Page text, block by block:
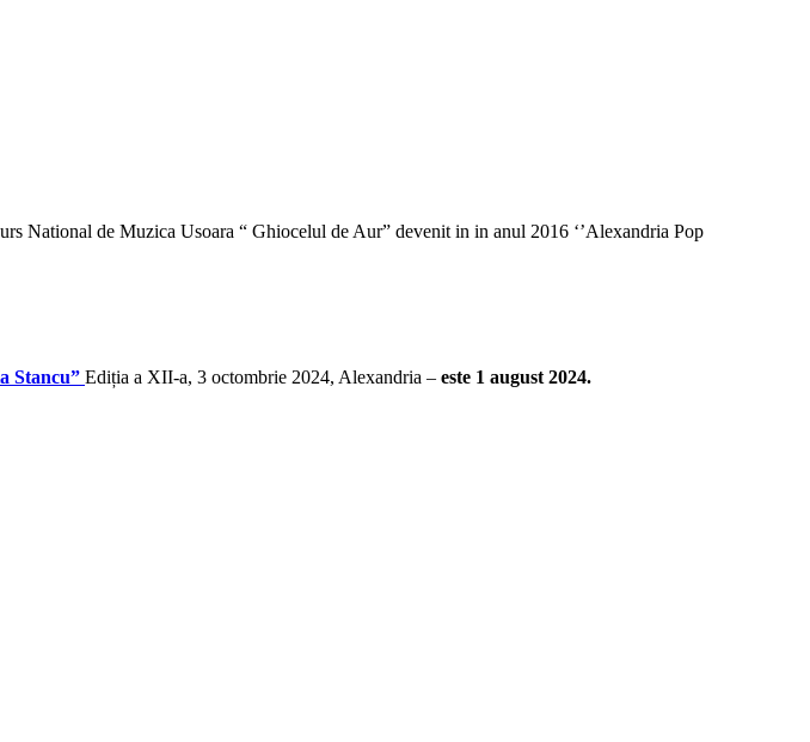
National de Muzica Usoara “ Ghiocelul de Aur” devenit in in anul 2016 ‘’Alexandria Pop
Stancu” Ediția a XII-a, 3 octombrie 2024, Alexandria – este 1 august 2024.